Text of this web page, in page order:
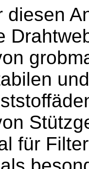
diesen
für